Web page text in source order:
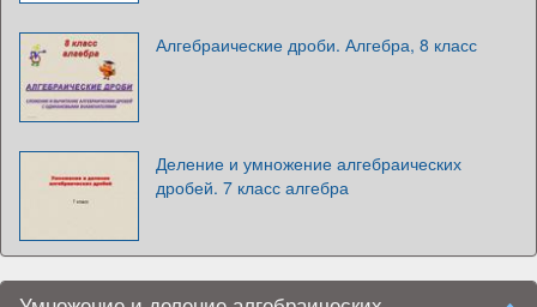
Алгебраические дроби. Алгебра, 8 класс
Деление и умножение алгебраических
дробей. 7 класс алгебра